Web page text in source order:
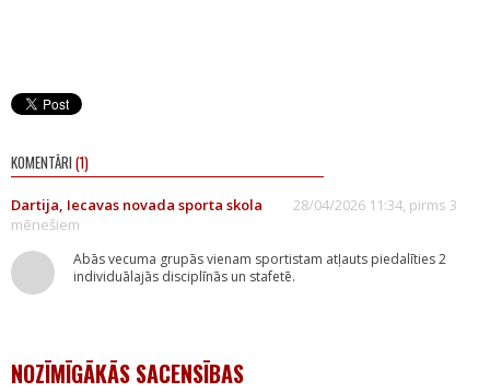
KOMENTĀRI (1)
Dartija, Iecavas novada sporta skola
28/04/2026 11:34, pirms 3
mēnešiem
Abās vecuma grupās vienam sportistam atļauts piedalīties 2
individuālajās disciplīnās un stafetē.
NOZĪMĪGĀKĀS SACENSĪBAS